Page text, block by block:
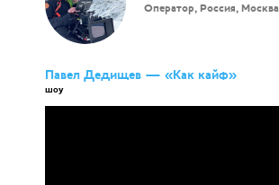
Оператор, Россия, Москва
Павел Дедищев — «Как кайф»
шоу